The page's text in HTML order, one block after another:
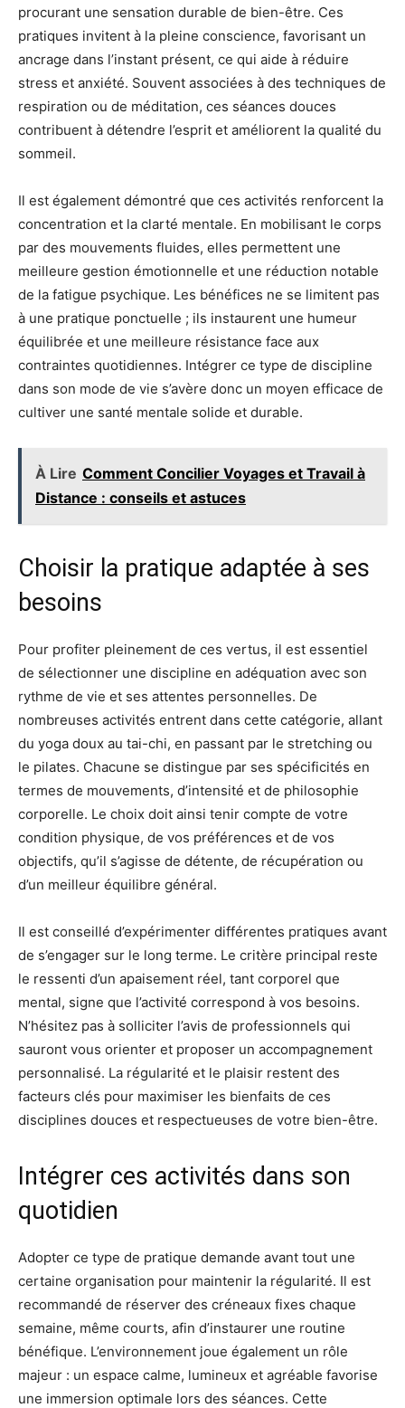
procurant une sensation durable de bien-être. Ces
pratiques invitent à la pleine conscience, favorisant un
ancrage dans l’instant présent, ce qui aide à réduire
stress et anxiété. Souvent associées à des techniques de
respiration ou de méditation, ces séances douces
contribuent à détendre l’esprit et améliorent la qualité du
sommeil.
Il est également démontré que ces activités renforcent la
concentration et la clarté mentale. En mobilisant le corps
par des mouvements fluides, elles permettent une
meilleure gestion émotionnelle et une réduction notable
de la fatigue psychique. Les bénéfices ne se limitent pas
à une pratique ponctuelle ; ils instaurent une humeur
équilibrée et une meilleure résistance face aux
contraintes quotidiennes. Intégrer ce type de discipline
dans son mode de vie s’avère donc un moyen efficace de
cultiver une santé mentale solide et durable.
À Lire Comment Concilier Voyages et Travail à
Distance : conseils et astuces
Choisir la pratique adaptée à ses
besoins
Pour profiter pleinement de ces vertus, il est essentiel
de sélectionner une discipline en adéquation avec son
rythme de vie et ses attentes personnelles. De
nombreuses activités entrent dans cette catégorie, allant
du yoga doux au tai-chi, en passant par le stretching ou
le pilates. Chacune se distingue par ses spécificités en
termes de mouvements, d’intensité et de philosophie
corporelle. Le choix doit ainsi tenir compte de votre
condition physique, de vos préférences et de vos
objectifs, qu’il s’agisse de détente, de récupération ou
d’un meilleur équilibre général.
Il est conseillé d’expérimenter différentes pratiques avant
de s’engager sur le long terme. Le critère principal reste
le ressenti d’un apaisement réel, tant corporel que
mental, signe que l’activité correspond à vos besoins.
N’hésitez pas à solliciter l’avis de professionnels qui
sauront vous orienter et proposer un accompagnement
personnalisé. La régularité et le plaisir restent des
facteurs clés pour maximiser les bienfaits de ces
disciplines douces et respectueuses de votre bien-être.
Intégrer ces activités dans son
quotidien
Adopter ce type de pratique demande avant tout une
certaine organisation pour maintenir la régularité. Il est
recommandé de réserver des créneaux fixes chaque
semaine, même courts, afin d’instaurer une routine
bénéfique. L’environnement joue également un rôle
majeur : un espace calme, lumineux et agréable favorise
une immersion optimale lors des séances. Cette